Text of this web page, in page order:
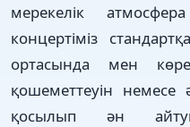
мерекелік
концертіміз
ортасында мен
қошеметтеуін немесе
қосылып ән